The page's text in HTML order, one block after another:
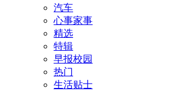
汽车
心事家事
精选
特辑
早报校园
热门
生活贴士